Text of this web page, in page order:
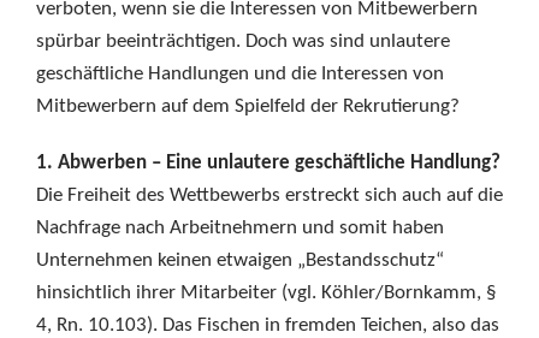
verboten, wenn sie die Interessen von Mitbewerbern
spürbar beeinträchtigen. Doch was sind unlautere
geschäftliche Handlungen und die Interessen von
Mitbewerbern auf dem Spielfeld der Rekrutierung?
1. Abwerben – Eine unlautere geschäftliche Handlung?
Die Freiheit des Wettbewerbs erstreckt sich auch auf die
Nachfrage nach Arbeitnehmern und somit haben
Unternehmen keinen etwaigen „Bestandsschutz“
hinsichtlich ihrer Mitarbeiter (vgl. Köhler/Bornkamm, §
4, Rn. 10.103). Das Fischen in fremden Teichen, also das